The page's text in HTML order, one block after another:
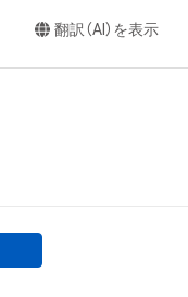
翻訳（AI）を表示